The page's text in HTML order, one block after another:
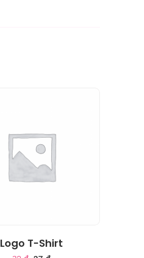
Logo T-Shirt